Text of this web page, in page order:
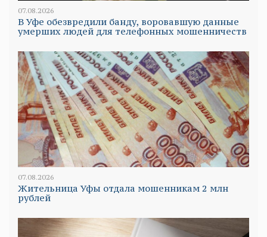
07.08.2026
В Уфе обезвредили банду, воровавшую данные
умерших людей для телефонных мошенничеств
07.08.2026
Жительница Уфы отдала мошенникам 2 млн
рублей